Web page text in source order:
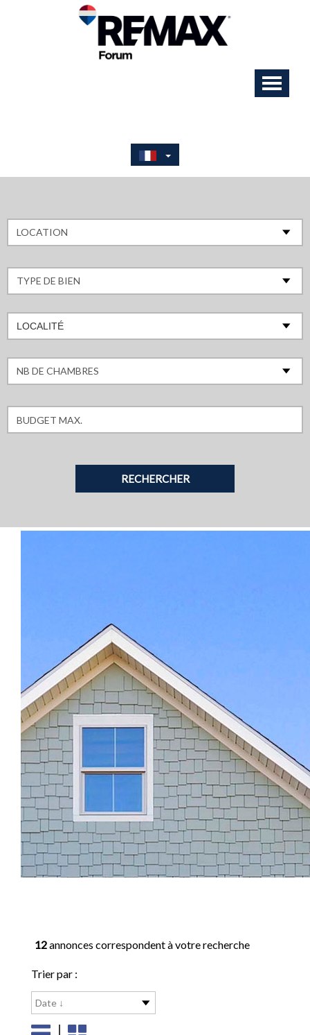
LOCALITÉ
12annonces correspondent à votre recherche
Trier par :
Date ↓